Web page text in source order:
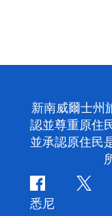
新南威爾士州
認並尊重原住
並承認原住民
Facebook嘰
悉尼